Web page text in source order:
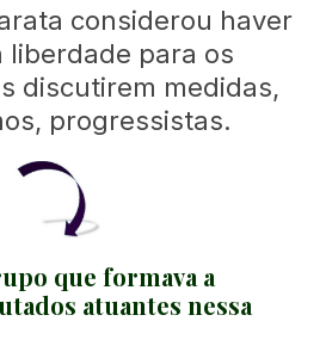
considerou haver
liberdade para os
discutirem medidas,
progressistas.
que formava a
atuantes nessa